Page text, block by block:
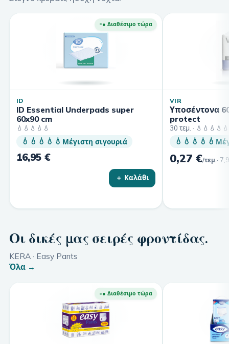
● Διαθέσιμο τώρα
ID
ID Essential Underpads super
60x90 cm
💧💧💧💧💧
💧💧💧💧💧 Μέγιστη σιγουριά
16,95 €
＋ Καλάθι
VIR
Υποσέντονα
protect
30 τεμ. · 💧💧💧💧💧
💧💧💧💧💧
0,27 €/τεμ. ·
Οι δικές μας σειρές φροντίδας.
KERA · Easy Pants
Όλα →
● Διαθέσιμο τώρα